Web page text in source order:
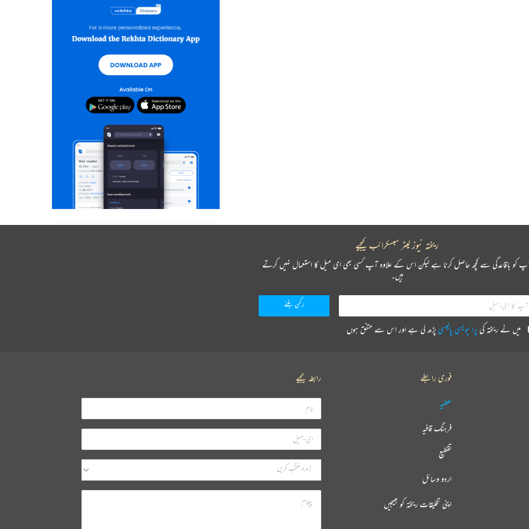
ریختہ نیوز لیٹر سبسکرائب کیجیے
کو باقاعدگی سے کچھ حاصل کرنا ہے لیکن اس کے علاوہ آپ کسی بھی ای میل کا استعمال نہیں کرتے
ہیں۔
میں نے ریختہ کی پرائیویسی پالیسی پڑھ لی ہے اور اس سے متفق ہوں
فوری رابطے
عطیہ
فرہنگ قافیہ
تقطیع
اردو وسائل
اپنی تخلیقات ریختہ کو بھیجیں
رابطہ کیجیے